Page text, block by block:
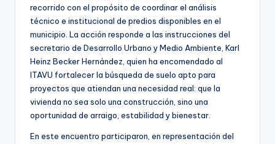
recorrido con el propósito de coordinar el análisis
técnico e institucional de predios disponibles en el
municipio. La acción responde a las instrucciones del
secretario de Desarrollo Urbano y Medio Ambiente, Karl
Heinz Becker Hernández, quien ha encomendado al
ITAVU fortalecer la búsqueda de suelo apto para
proyectos que atiendan una necesidad real: que la
vivienda no sea solo una construcción, sino una
oportunidad de arraigo, estabilidad y bienestar.
En este encuentro participaron, en representación del